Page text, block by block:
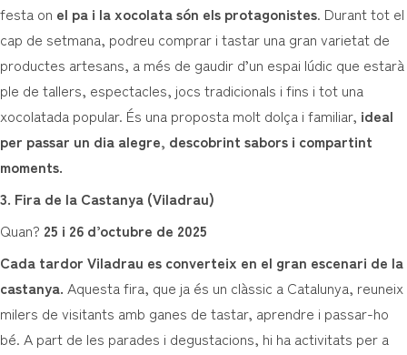
festa on el pa i la xocolata són els protagonistes. Durant tot el
cap de setmana, podreu comprar i tastar una gran varietat de
productes artesans, a més de gaudir d’un espai lúdic que estarà
ple de tallers, espectacles, jocs tradicionals i fins i tot una
xocolatada popular. És una proposta molt dolça i familiar, ideal
per passar un dia alegre, descobrint sabors i compartint
moments.
3. Fira de la Castanya (Viladrau)
Quan? 25 i 26 d’octubre de 2025
Cada tardor Viladrau es converteix en el gran escenari de la
castanya. Aquesta fira, que ja és un clàssic a Catalunya, reuneix
milers de visitants amb ganes de tastar, aprendre i passar-ho
bé. A part de les parades i degustacions, hi ha activitats per a